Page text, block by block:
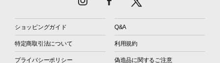
ショッピングガイド Q&A
特定商取引法について 利用規約
プライバシーポリシー 偽造品に関するご注意